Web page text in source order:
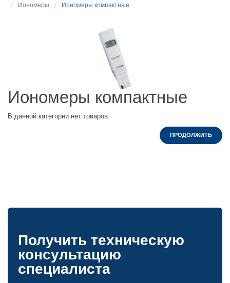
Иономеры
Иономеры компактные
Иономеры компактные
В данной категории нет товаров.
ПРОДОЛЖИТЬ
Получить техническую
консультацию
специалиста